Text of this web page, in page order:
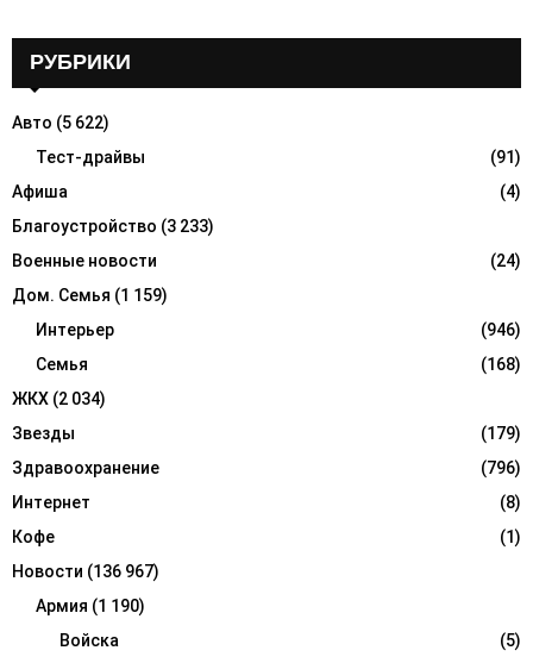
o
R
C
H
РУБРИКИ
Авто (5 622)
Тест-драйвы
(91)
Афиша
(4)
Благоустройство (3 233)
Военные новости
(24)
Дом. Семья (1 159)
Интерьер
(946)
Семья
(168)
ЖКХ (2 034)
Звезды
(179)
Здравоохранение
(796)
Интернет
(8)
Кофе
(1)
Новости (136 967)
Армия (1 190)
Войска
(5)